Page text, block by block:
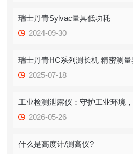
瑞士丹青Sylvac量具低功耗
2024-09-30
瑞士丹青HC系列测长机 精密测量
2025-07-18
工业检测泄露仪：守护工业环境
2026-05-26
什么是高度计/测高仪?